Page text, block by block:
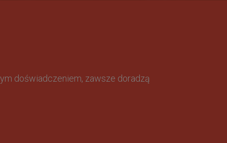
doświadczeniem, zawsze doradzą